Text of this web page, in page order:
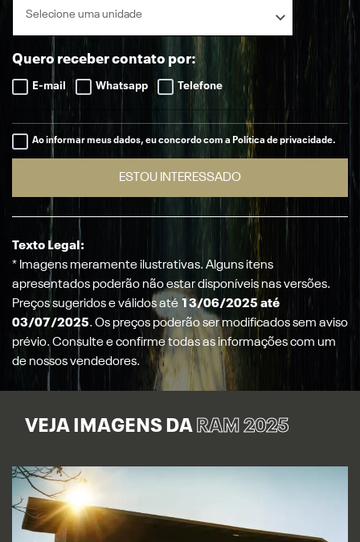
Selecione uma unidade
Quero receber contato por:
E-mail Whatsapp Telefone
Ao informar meus dados, eu concordo com a Política de privacidade.
ESTOU INTERESSADO
Texto Legal:
* Imagens meramente ilustrativas. Alguns itens
apresentados poderão não estar disponíveis nas versões.
Preços sugeridos e válidos até 13/06/2025 até
03/07/2025. Os preços poderão ser modificados sem aviso
prévio. Consulte e confirme todas as informações com um
de nossos vendedores.
VEJA IMAGENS DA RAM 2025